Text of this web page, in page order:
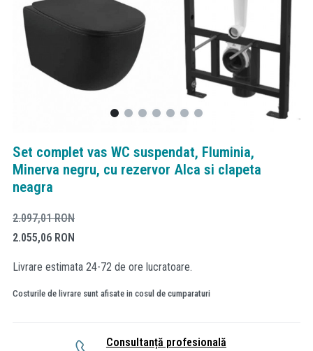
Set complet vas WC suspendat, Fluminia,
Minerva negru, cu rezervor Alca si clapeta
neagra
2.097,01RON
2.055,06 RON
Livrare estimata 24-72 de ore lucratoare.
Costurile de livrare sunt afisate in cosul de cumparaturi
Consultanță profesională